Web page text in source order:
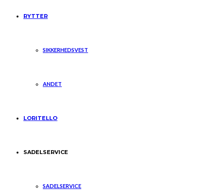
RYTTER
SIKKERHEDSVEST
ANDET
LORITELLO
SADELSERVICE
SADELSERVICE